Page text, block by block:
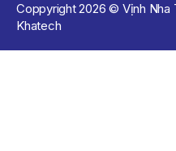
Coppyright 2026 © Vịnh Nha
Khatech